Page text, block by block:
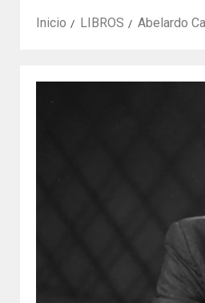
Inicio LIBROS Abelardo